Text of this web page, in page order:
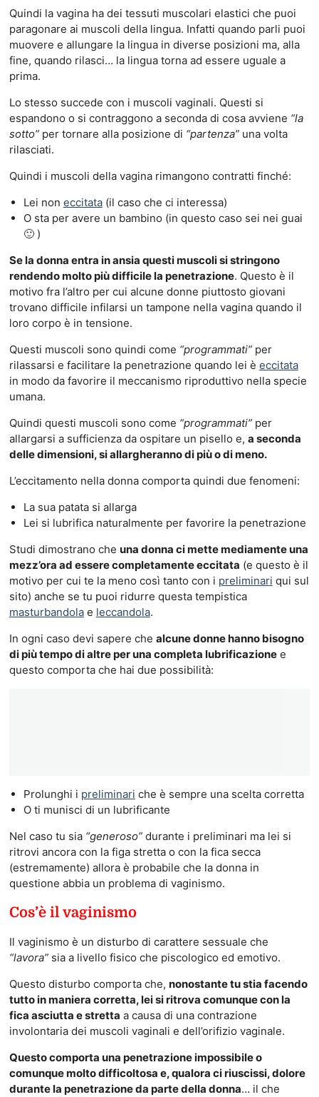
Quindi la vagina ha dei tessuti muscolari elastici che puoi
paragonare ai muscoli della lingua. Infatti quando parli puoi
muovere e allungare la lingua in diverse posizioni ma, alla
fine, quando rilasci… la lingua torna ad essere uguale a
prima.
Lo stesso succede con i muscoli vaginali. Questi si
espandono o si contraggono a seconda di cosa avviene “la
sotto”per tornare alla posizione di “partenza”una volta
rilasciati.
Quindi i muscoli della vagina rimangono contratti finché:
Lei non eccitata(il caso che ci interessa)
O sta per avere un bambino (in questo caso sei nei guai
🙂 )
Se la donna entra in ansia questi muscoli si stringono
rendendo molto più difficile la penetrazione. Questo è il
motivo fra l’altro per cui alcune donne piuttosto giovani
trovano difficile infilarsi un tampone nella vagina quando il
loro corpo è in tensione.
Questi muscoli sono quindi come “programmati”per
rilassarsi e facilitare la penetrazione quando lei è eccitata
in modo da favorire il meccanismo riproduttivo nella specie
umana.
Quindi questi muscoli sono come “programmati”per
allargarsi a sufficienza da ospitare un pisello e, a seconda
delle dimensioni, si allargheranno di più o di meno.
L’eccitamento nella donna comporta quindi due fenomeni:
La sua patata si allarga
Lei si lubrifica naturalmente per favorire la penetrazione
Studi dimostrano che una donna ci mette mediamente una
mezz’ora ad essere completamente eccitata (e questo è il
motivo per cui te la meno così tanto con i preliminari qui sul
sito) anche se tu puoi ridurre questa tempistica
masturbandolae leccandola.
In ogni caso devi sapere che alcune donne hanno bisogno
di più tempo di altre per una completa lubrificazionee
questo comporta che hai due possibilità:
Prolunghi i preliminari che è sempre una scelta corretta
O ti munisci di un lubrificante
Nel caso tu sia “generoso”durante i preliminari ma lei si
ritrovi ancora con la figa stretta o con la fica secca
(estremamente) allora è probabile che la donna in
questione abbia un problema di vaginismo.
Cos’è il vaginismo
Il vaginismo è un disturbo di carattere sessuale che
“lavora”sia a livello fisico che piscologico ed emotivo.
Questo disturbo comporta che, nonostante tu stia facendo
tutto in maniera corretta, lei si ritrova comunque con la
fica asciutta e stretta a causa di una contrazione
involontaria dei muscoli vaginali e dell’orifizio vaginale.
Questo comporta una penetrazione impossibile o
comunque molto difficoltosa e, qualora ci riuscissi, dolore
durante la penetrazione da parte della donna… il che